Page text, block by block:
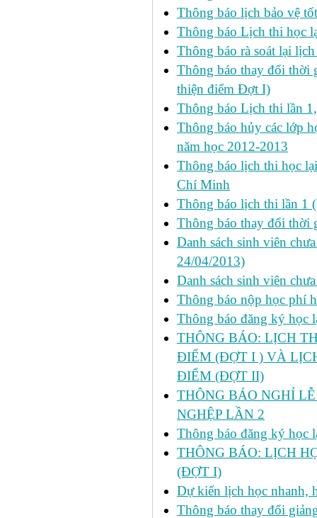
Thông báo lịch bảo vệ
Thông báo Lịch thi học
Thông báo rà soát lại
Thông báo thay đổi thời
thiện điểm Đợt I)
Thông báo Lịch thi lần
Thông báo hủy các lớp
năm học 2012-2013
Thông báo lịch thi học
Chí Minh
Thông báo lịch thi lần 1
Thông báo thay đổi thời
Danh sách sinh viên
24/04/2013)
Danh sách sinh viên
Thông báo nộp học phí
Thông báo đăng ký học
THÔNG BÁO: LỊCH
ĐIỂM (ĐỢT I ) VÀ
ĐIỂM (ĐỢT II)
THÔNG BÁO NGHỈ
NGHỆP LẦN 2
Thông báo đăng ký học
THÔNG BÁO: LỊCH
(ĐỢT I)
Dự kiến lịch học nhanh,
Thông báo thay đổi